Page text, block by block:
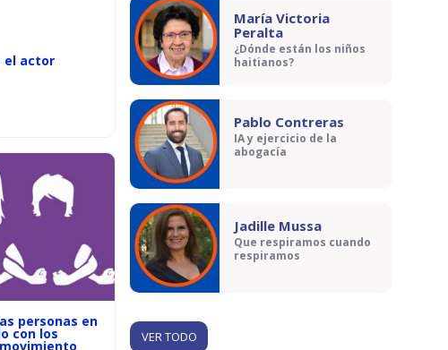
el actor
personas en
con los
María Victoria
Peralta
¿Dónde están los niños
haitianos?
Pablo Contreras
IA y ejercicio de la
abogacía
Jadille Mussa
Que respiramos cuando
respiramos
VER TODO